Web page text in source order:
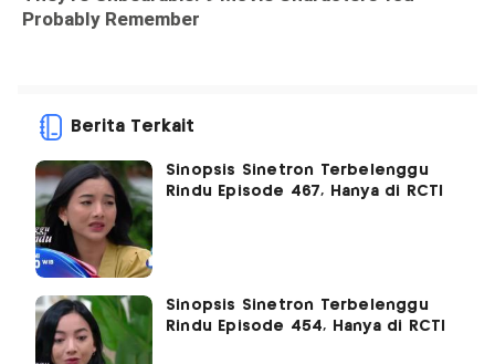
Berita Terkait
Sinopsis Sinetron Terbelenggu
Rindu Episode 467, Hanya di RCTI
Sinopsis Sinetron Terbelenggu
Rindu Episode 454, Hanya di RCTI